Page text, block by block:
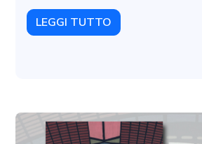
LEGGI TUTTO